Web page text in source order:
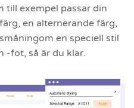
till exempel passar din
en alternerande färg,
en speciell stil
-fot, så är du klar.